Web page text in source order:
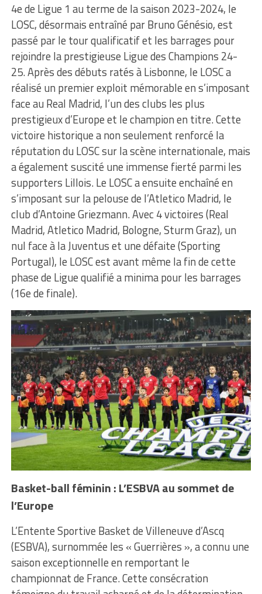
4e de Ligue 1 au terme de la saison 2023-2024, le
LOSC, désormais entraîné par Bruno Génésio, est
passé par le tour qualificatif et les barrages pour
rejoindre la prestigieuse Ligue des Champions 24-
25. Après des débuts ratés à Lisbonne, le LOSC a
réalisé un premier exploit mémorable en s’imposant
face au Real Madrid, l’un des clubs les plus
prestigieux d’Europe et le champion en titre. Cette
victoire historique a non seulement renforcé la
réputation du LOSC sur la scène internationale, mais
a également suscité une immense fierté parmi les
supporters Lillois. Le LOSC a ensuite enchaîné en
s’imposant sur la pelouse de l’Atletico Madrid, le
club d’Antoine Griezmann. Avec 4 victoires (Real
Madrid, Atletico Madrid, Bologne, Sturm Graz), un
nul face à la Juventus et une défaite (Sporting
Portugal), le LOSC est avant même la fin de cette
phase de Ligue qualifié a minima pour les barrages
(16e de finale).
Basket-ball féminin : L’ESBVA au sommet de
l’Europe
L’Entente Sportive Basket de Villeneuve d’Ascq
(ESBVA), surnommée les « Guerrières », a connu une
saison exceptionnelle en remportant le
championnat de France. Cette consécration